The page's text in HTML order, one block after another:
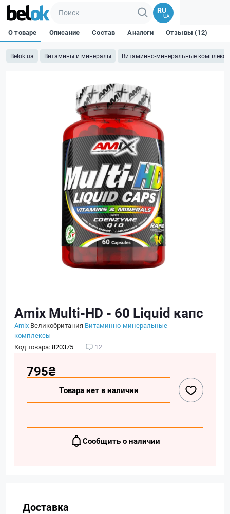
RU
UA
Belok.ua Витамины и минералы Витаминно-минеральные комплексы
О товаре Описание Состав Аналоги Отзывы (12)
Amix Multi-HD - 60 Liquid капс
Amix Великобритания Витаминно-минеральные
комплексы
Код товара:820375 12
795₴
Товара нет в наличии
Сообщить о наличии
Доставка